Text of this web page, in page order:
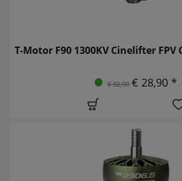
T-Motor F90 1300KV Cinelifter
€ 32,90 € 28,90 *